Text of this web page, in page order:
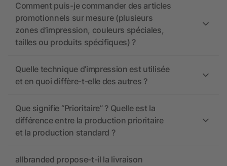
Comment puis-je commander des articles
promotionnels sur mesure (plusieurs
zones d’impression, couleurs spéciales,
tailles ou produits spécifiques) ?
Quelle technique d’impression est utilisée
et en quoi diffère-t-elle des autres ?
Que signifie “Prioritaire” ? Quelle est la
différence entre la production prioritaire
et la production standard ?
allbranded propose-t-il la livraison